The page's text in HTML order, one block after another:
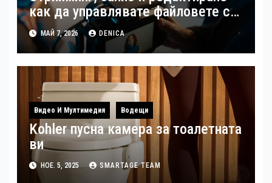
как да управлявате файловете си
като създател
МАЙ 7, 2026 DENICA
Видео И Мултимедия Водещи
Kohler пусна камера за тоалетната
ви
НОЕ. 5, 2025 SMARTAGE TEAM